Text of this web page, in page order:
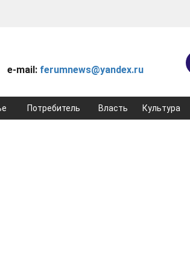
e-mail: ferumnews@yandex.ru
Потребитель Власть Культура